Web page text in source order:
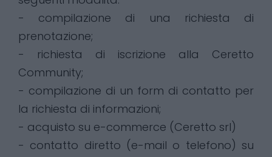
- compilazione di una richiesta di
prenotazione;
- richiesta di iscrizione alla Ceretto
Community;
- compilazione di un form di contatto per
la richiesta di informazioni;
- acquisto su e-commerce (Ceretto srl)
- contatto diretto (e-mail o telefono) su